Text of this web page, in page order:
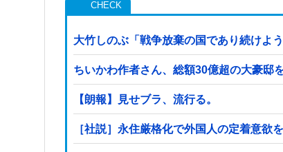
大竹しのぶ「戦争放棄の国であり続けよ
ちいかわ作者さん、総額30億超の大豪邸
【朗報】見せブラ、流行る。
［社説］永住厳格化で外国人の定着意欲